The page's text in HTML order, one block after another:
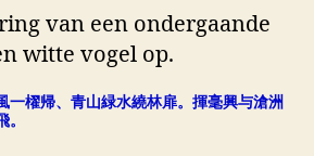
van een ondergaande
witte vogel op.
一櫂帰、青山緑水繞林扉。揮毫興与滄洲